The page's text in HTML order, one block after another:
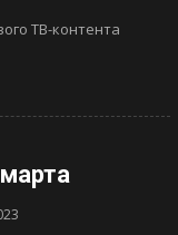
ТВ-контента